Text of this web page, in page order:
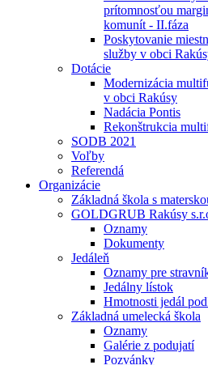
prítomnosťou
komunít - II.fáza
Poskytovanie
služby v obci
Dotácie
Modernizácia
v obci Rakúsy
Nadácia Pontis
Rekonštrukcia
SODB 2021
Voľby
Referendá
Organizácie
Základná škola s
GOLDGRUB Rakúsy
Oznamy
Dokumenty
Jedáleň
Oznamy pre
Jedálny lístok
Hmotnosti jedál
Základná umelecká škola
Oznamy
Galérie z podujatí
Pozvánky